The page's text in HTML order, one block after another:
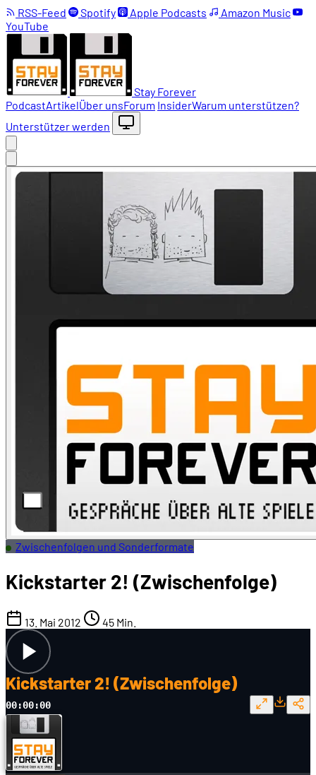
RSS-Feed Spotify Apple Podcasts
Amazon Music
YouTube
Stay Forever
PodcastArtikelÜber unsForum InsiderWarum unterstützen?
Unterstützer werden
Zwischenfolgen und Sonderformate
Kickstarter 2! (Zwischenfolge)
13. Mai 2012 45 Min.
Kickstarter 2! (Zwischenfolge)
00:00:00